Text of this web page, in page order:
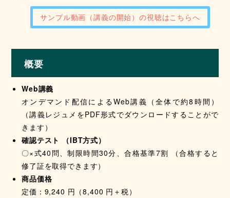
サンプル動画（講義の開始）の視聴はこちらへ
概要
Web講義
オンデマンド配信によるWeb講義（全体で約8時間）
（講義レジュメをPDF形式でダウンロードすることがで
きます）
確認テスト （IBT方式）
〇×式40問、制限時間30分、合格基準7割 （合格すると
修了証を取得できます）
商品価格
定価：9,240 円（8,400 円＋税）